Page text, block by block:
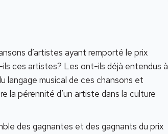
d’artistes ayant remporté le prix
ces artistes? Les ont-ils déjà entendus à
langage musical de ces chansons et
la pérennité d’un artiste dans la culture
des gagnantes et des gagnants du prix